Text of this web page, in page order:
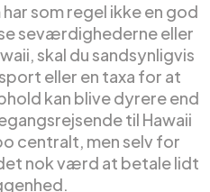
som regel ikke en god
seværdighederne eller
skal du sandsynligvis
eller en taxa for at
kan blive dyrere end
til Hawaii
centralt, men selv for
nok værd at betale lidt